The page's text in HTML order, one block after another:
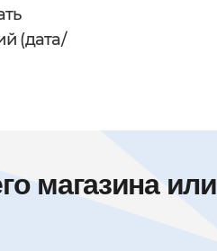
(дата/
магазина или